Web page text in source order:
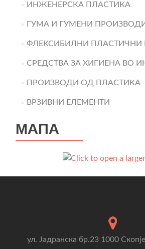
ИНЖЕНЕРСКА ПЛАСТИКА
ГУМА И ГУМЕНИ
ФЛЕКСИБИЛНИ ПЛАСТИЧНИ
СРЕДСТВА ЗА ХИГИЕНА ВО
ПРОИЗВОДИ ОД ПЛАСТИКА
ВРЗИВНИ ЕЛЕМЕНТИ
МАПА
ул. Јадранска бр.23 1000